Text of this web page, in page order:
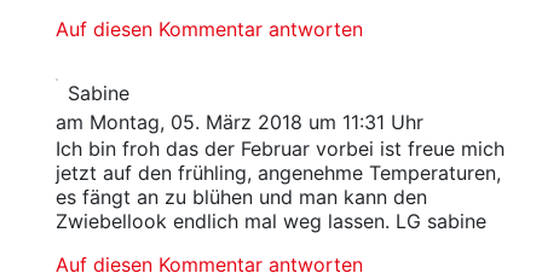
Auf diesen Kommentar antworten
Sabine
am Montag, 05. März 2018 um 11:31 Uhr
Ich bin froh das der Februar vorbei ist freue mich
jetzt auf den frühling, angenehme Temperaturen,
es fängt an zu blühen und man kann den
Zwiebellook endlich mal weg lassen. LG sabine
Auf diesen Kommentar antworten